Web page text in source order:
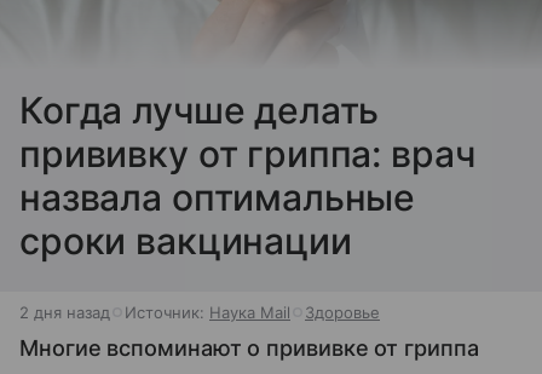
Когда лучше делать
прививку от гриппа: врач
назвала оптимальные
сроки вакцинации
2 дня назад Источник: Наука Mail Здоровье
Многие вспоминают о прививке от гриппа